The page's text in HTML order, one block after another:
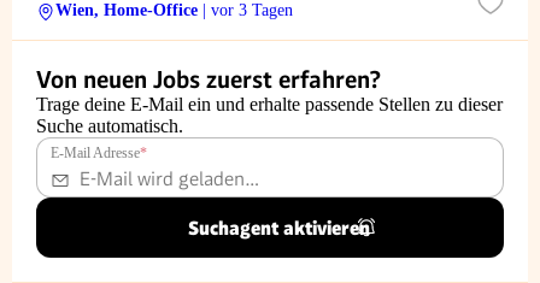
Wien, Home-Office
| vor 3 Tagen
Von neuen Jobs zuerst erfahren?
Trage deine E-Mail ein und erhalte passende Stellen zu dieser
Suche automatisch.
E-Mail Adresse*
Suchagent aktivieren